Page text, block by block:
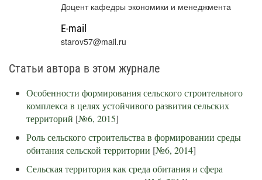
Доцент кафедры экономики и менеджмента
E-mail
starov57@mail.ru
Статьи автора в этом журнале
Особенности формирования сельского строительного
комплекса в целях устойчивого развития сельских
территорий [№6, 2015]
Роль сельского строительства в формировании среды
обитания сельской территории [№6, 2014]
Сельская территория как среда обитания и сфера